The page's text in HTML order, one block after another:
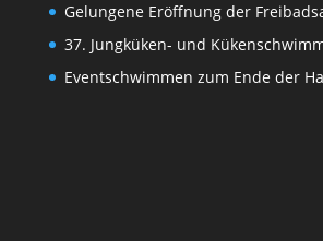
Gelungene Eröffnung der
37. Jungküken- und
Eventschwimmen zum Ende der